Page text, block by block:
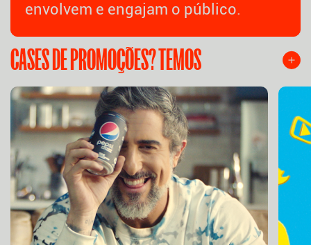
envolvem e engajam o público.
CASES DE PROMOÇÕES? TEMOS